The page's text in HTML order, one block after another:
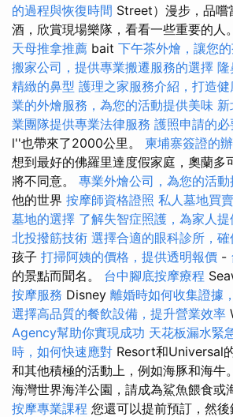
的過程與恢復時間 Street）漫步，品嚐
酒，欣賞現場樂隊，看看一些重要的
天母推拿推薦 bait 下午茶外燴，讓您
搬家公司，提供專業搬遷服務的選擇 隆
精緻的鼻型 護理之家服務介紹，打造
業的外燴服務，為您的活動提供美味
業團隊提供專業法律服務 護照申請的
l''也帶來了2000公里。 柬埔寨簽證的
想到最好的佛羅里達度假家庭，奧蘭多
將不同意。 專業外燴公司，為您的活
他的世界 按摩師資格證照 私人墓地買
墓地的選擇 了解失智症照護，為家人
北投撥筋技術 選擇合適的眼科診所，
孩子 打掃阿姨的價格，提供透明報價 -
的景點而聞名。 台中腳底按摩療程
按摩服務 Disney 離婚時如何收集證據
選擇高品質的餐飲設備，提升營業效率
Agency幫助你實現成功 天花板漏水緊
時，如何快速應對 Resort和Universal
和其他積極的活動上，例如海豚和海牛
海灣世界海洋公園，請成為鯊魚餵食或
按摩專業課程 您還可以提前預訂，然